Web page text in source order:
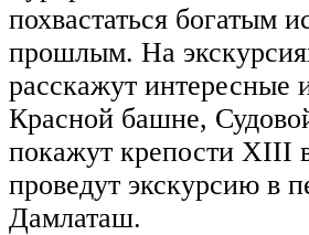
похвастаться богатым
прошлым. На
расскажут интересные
Красной башне,
покажут крепости XIII
проведут экскурсию в
Дамлаташ.